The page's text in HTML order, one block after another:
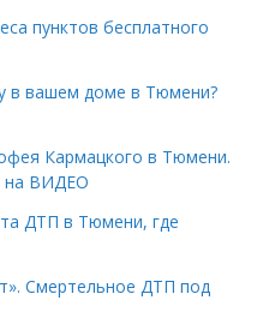
пунктов бесплатного
в вашем доме в Тюмени?
Кармацкого в Тюмени.
на ВИДЕО
ДТП в Тюмени, где
Смертельное ДТП под